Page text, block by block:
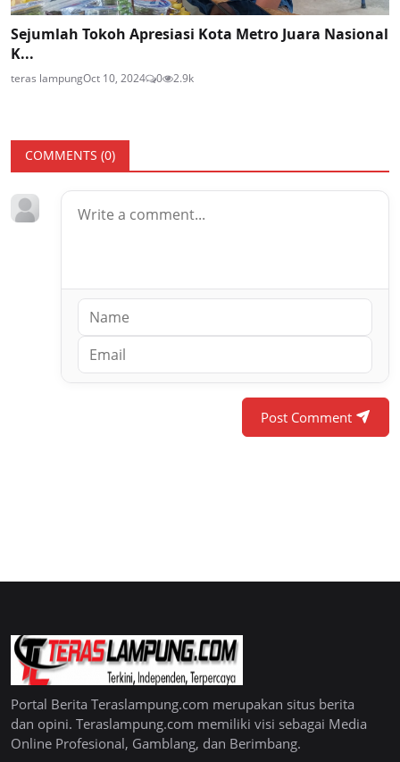
Sejumlah Tokoh Apresiasi Kota Metro Juara Nasional
K...
teras lampungOct 10, 2024 0 2.9k
COMMENTS (0)
Post Comment
Portal Berita Teraslampung.com merupakan situs berita
dan opini. Teraslampung.com memiliki visi sebagai Media
Online Profesional, Gamblang, dan Berimbang.